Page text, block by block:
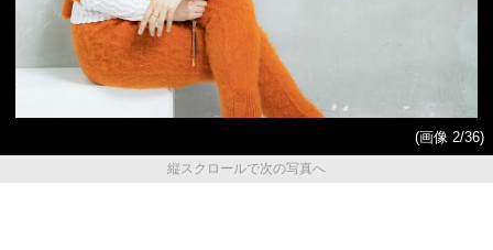
(画像 2/36)
縦スクロールで次の写真へ